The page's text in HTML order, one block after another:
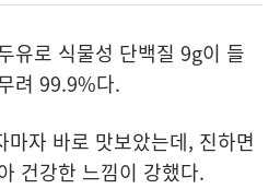
유로 식물성 단백질 9g이 들
려 99.9%다.
자 바로 맛보았는데, 진하면
건강한 느낌이 강했다.